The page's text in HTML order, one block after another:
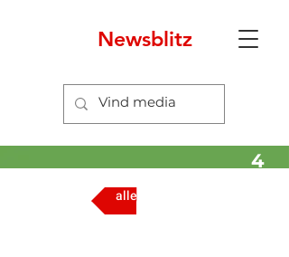
Newsblitz
4
alle media